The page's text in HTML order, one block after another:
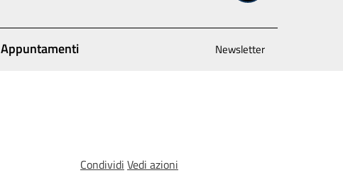
Appuntamenti Newsletter
Condividi Vedi azioni